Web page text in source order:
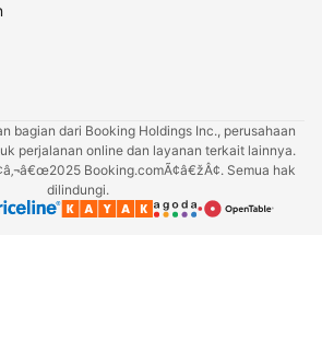
bagian dari Booking Holdings Inc., perusahaan
perjalanan online dan layanan terkait lainnya.
Booking.comÃ¢â€žÂ¢. Semua hak
dilindungi.